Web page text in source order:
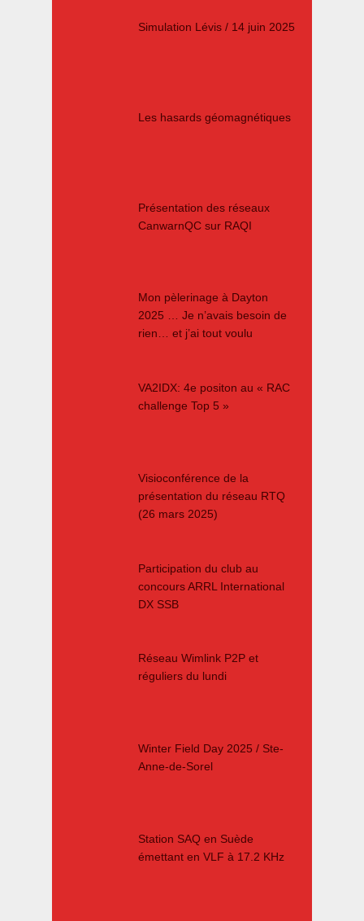
Simulation Lévis / 14 juin 2025
Les hasards géomagnétiques
Présentation des réseaux
CanwarnQC sur RAQI
Mon pèlerinage à Dayton
2025 … Je n’avais besoin de
rien… et j’ai tout voulu
VA2IDX: 4e positon au « RAC
challenge Top 5 »
Visioconférence de la
présentation du réseau RTQ
(26 mars 2025)
Participation du club au
concours ARRL International
DX SSB
Réseau Wimlink P2P et
réguliers du lundi
Winter Field Day 2025 / Ste-
Anne-de-Sorel
Station SAQ en Suède
émettant en VLF à 17.2 KHz